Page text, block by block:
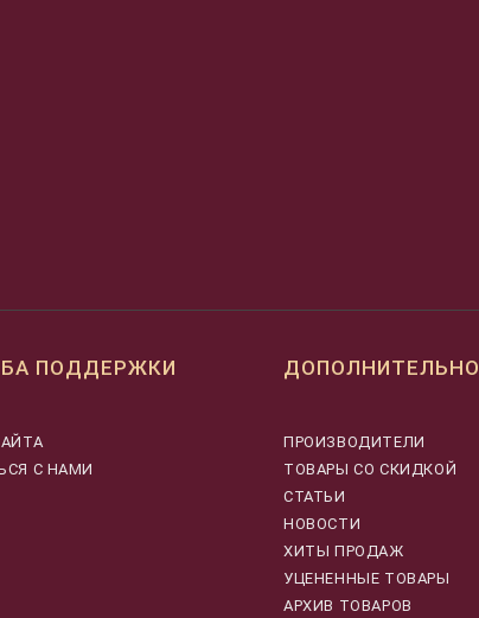
ПОДДЕРЖКИ
С НАМИ
ДОПОЛНИТЕЛЬНО
ПРОИЗВОДИТЕЛИ
ТОВАРЫ СО СКИДКОЙ
СТАТЬИ
НОВОСТИ
ХИТЫ ПРОДАЖ
УЦЕНЕННЫЕ ТОВАРЫ
АРХИВ ТОВАРОВ